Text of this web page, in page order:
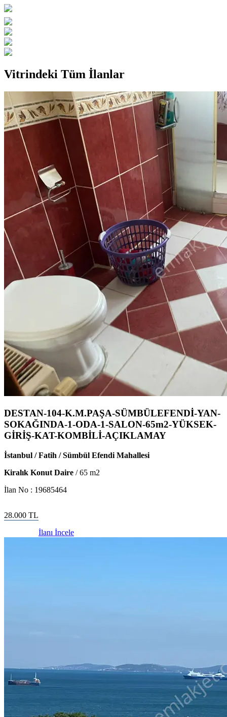
Vitrindeki Tüm İlanlar
DESTAN-104-K.M.PAŞA-SÜMBÜLEFENDİ-YAN-
SOKAĞINDA-1-ODA-1-SALON-65m2-YÜKSEK-
GİRİŞ-KAT-KOMBİLİ-AÇIKLAMAY
İstanbul / Fatih / Sümbül Efendi Mahallesi
Kiralık Konut Daire /65 m2
İlan No : 19685464
28.000 TL
İlanı İncele